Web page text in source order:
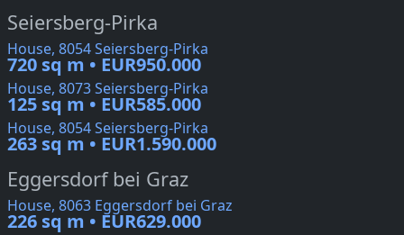
Seiersberg-Pirka
House, 8054 Seiersberg-Pirka
720 sq m • EUR950.000
House, 8073 Seiersberg-Pirka
125 sq m • EUR585.000
House, 8054 Seiersberg-Pirka
263 sq m • EUR1.590.000
Eggersdorf bei Graz
House, 8063 Eggersdorf bei Graz
226 sq m • EUR629.000